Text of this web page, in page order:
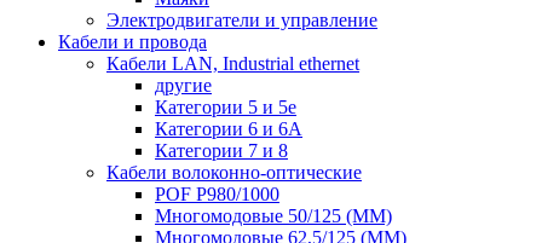
Электродвигатели и управление
Кабели и провода
Кабели LAN, Industrial ethernet
другие
Категории 5 и 5е
Категории 6 и 6A
Категории 7 и 8
Кабели волоконно-оптические
POF P980/1000
Многомодовые 50/125 (ММ)
Многомодовые 62,5/125 (ММ)